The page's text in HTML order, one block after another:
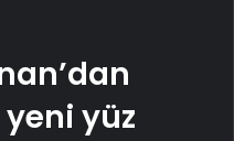
yüz